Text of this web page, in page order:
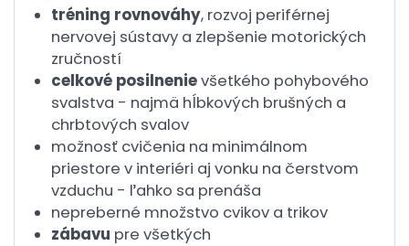
tréning rovnováhy, rozvoj periférnej
nervovej sústavy a zlepšenie motorických
zručností
celkové posilnenievšetkého pohybového
svalstva - najmä hĺbkových brušných a
chrbtových svalov
možnosť cvičenia na minimálnom
priestore v interiéri aj vonku na čerstvom
vzduchu - ľahko sa prenáša
nepreberné množstvo cvikov a trikov
zábavu pre všetkých